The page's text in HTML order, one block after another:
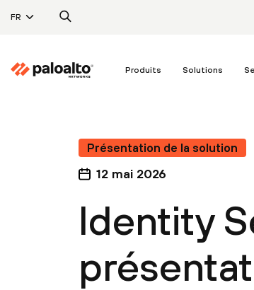
FR
Produits Solutions
Présentation de la solution
12 mai 2026
Identity